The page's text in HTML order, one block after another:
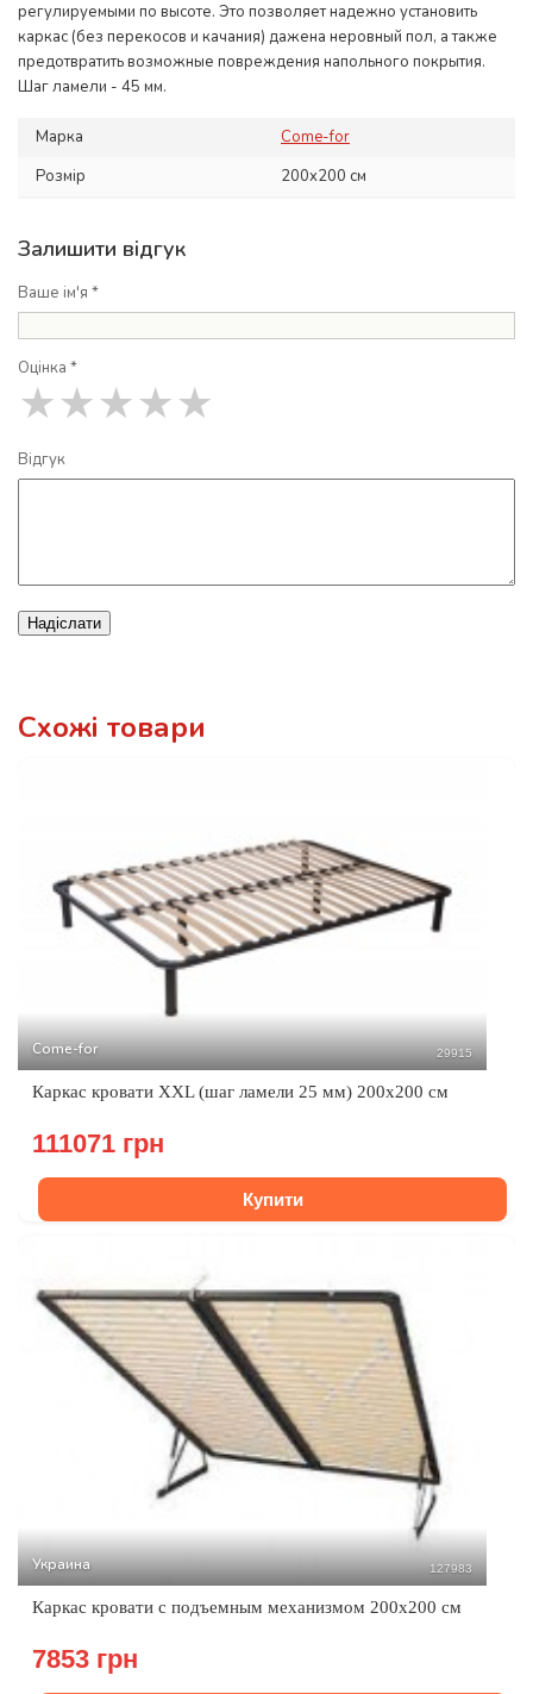
регулируемыми по высоте. Это позволяет надежно установить
каркас (без перекосов и качания) дажена неровный пол, а также
предотвратить возможные повреждения напольного покрытия.
Шаг ламели - 45 мм.
Марка
Come-for
Розмір
200x200 см
Залишити відгук
Ваше ім'я *
Оцінка *
★
★
★
★
★
Відгук
Надіслати
Схожі товари
Come-for 29915
Каркас кровати XXL (шаг ламели 25 мм) 200х200 см
111071 грн
Купити
Украина 127983
Каркас кровати с подъемным механизмом 200х200 см
7853 грн